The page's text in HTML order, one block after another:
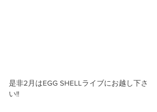
是非2月はEGG SHELLライブにお越し下さ
い!!